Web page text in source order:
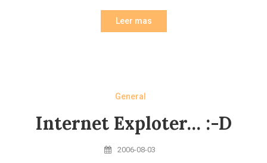
Leer mas
General
Internet Exploter… :-D
2006-08-03